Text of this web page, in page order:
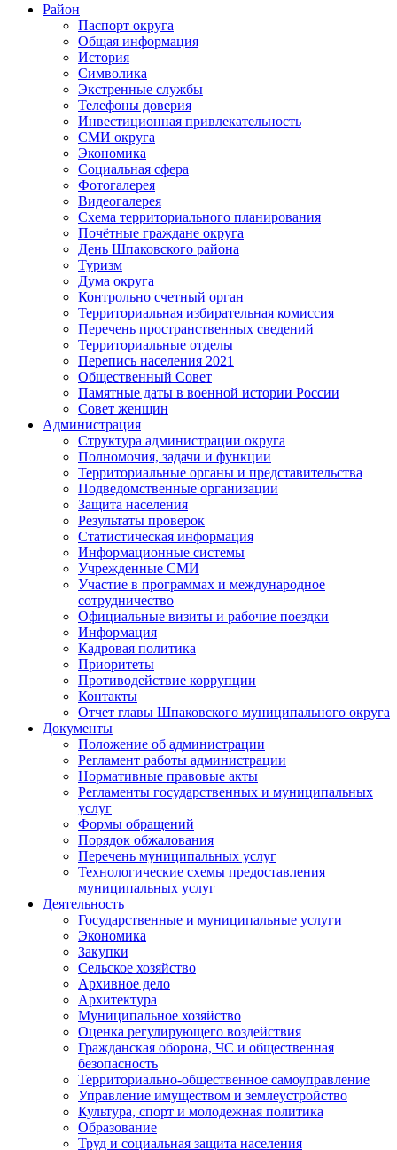
Район
Паспорт округа
Общая информация
История
Символика
Экстренные службы
Телефоны доверия
Инвестиционная привлекательность
СМИ округа
Экономика
Социальная сфера
Фотогалерея
Видеогалерея
Схема территориального планирования
Почётные граждане округа
День Шпаковского района
Туризм
Дума округа
Контрольно счетный орган
Территориальная избирательная комиссия
Перечень пространственных сведений
Территориальные отделы
Перепись населения 2021
Общественный Совет
Памятные даты в военной истории России
Совет женщин
Администрация
Структура администрации округа
Полномочия, задачи и функции
Территориальные органы и представительства
Подведомственные организации
Защита населения
Результаты проверок
Статистическая информация
Информационные системы
Учрежденные СМИ
Участие в программах и международное
сотрудничество
Официальные визиты и рабочие поездки
Информация
Кадровая политика
Приоритеты
Противодействие коррупции
Контакты
Отчет главы Шпаковского муниципального округа
Документы
Положение об администрации
Регламент работы администрации
Нормативные правовые акты
Регламенты государственных и муниципальных
услуг
Формы обращений
Порядок обжалования
Перечень муниципальных услуг
Технологические схемы предоставления
муниципальных услуг
Деятельность
Государственные и муниципальные услуги
Экономика
Закупки
Сельское хозяйство
Архивное дело
Архитектура
Муниципальное хозяйство
Оценка регулирующего воздействия
Гражданская оборона, ЧС и общественная
безопасность
Территориально-общественное самоуправление
Управление имуществом и землеустройство
Культура, спорт и молодежная политика
Образование
Труд и социальная защита населения